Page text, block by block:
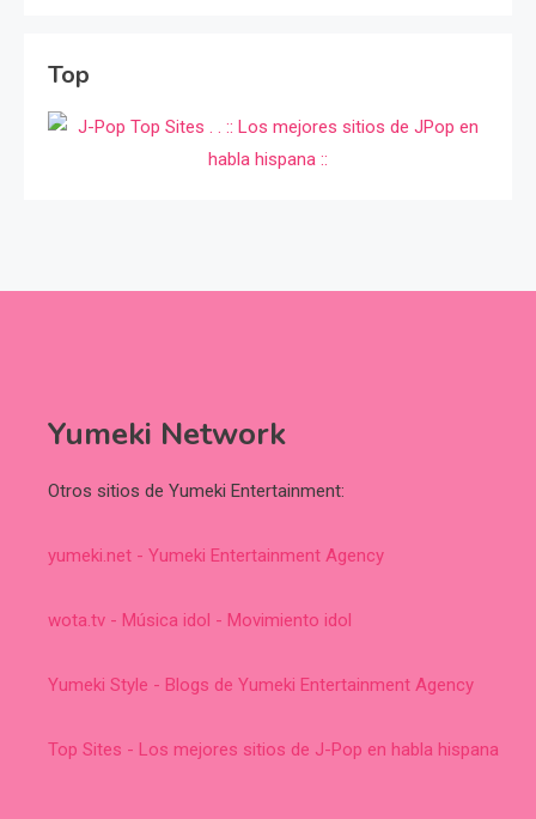
Top
Yumeki Network
Otros sitios de Yumeki Entertainment:
yumeki.net - Yumeki Entertainment Agency
wota.tv - Música idol - Movimiento idol
Yumeki Style - Blogs de Yumeki Entertainment Agency
Top Sites - Los mejores sitios de J-Pop en habla hispana